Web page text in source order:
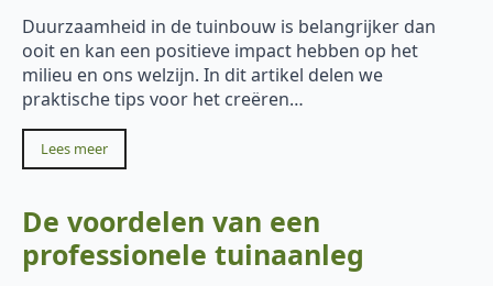
Duurzaamheid in de tuinbouw is belangrijker dan
ooit en kan een positieve impact hebben op het
milieu en ons welzijn. In dit artikel delen we
praktische tips voor het creëren…
Lees meer
De voordelen van een
professionele tuinaanleg